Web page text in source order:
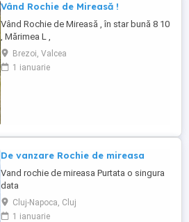
Vând Rochie de Mireasă !
Vând Rochie de Mireasă , în star bună 8 10
, Mărimea L ,
Brezoi, Valcea
1 ianuarie
De vanzare Rochie de mireasa
Vand rochie de mireasa Purtata o singura
data
Cluj-Napoca, Cluj
1 ianuarie